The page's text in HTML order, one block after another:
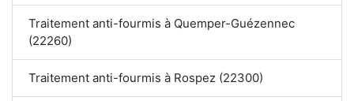
Traitement anti-fourmis à Quemper-Guézennec
(22260)
Traitement anti-fourmis à Rospez (22300)